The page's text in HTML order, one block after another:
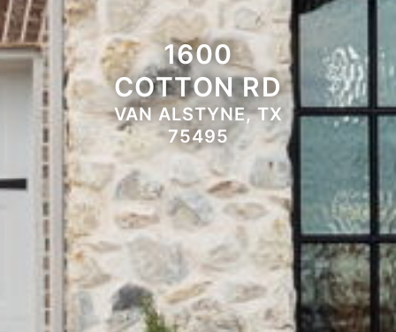
1600
COTTON RD
VAN ALSTYNE, TX
75495